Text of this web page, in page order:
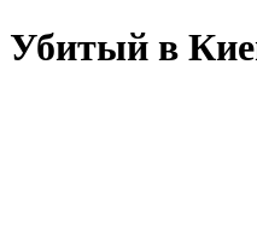
Убитый в